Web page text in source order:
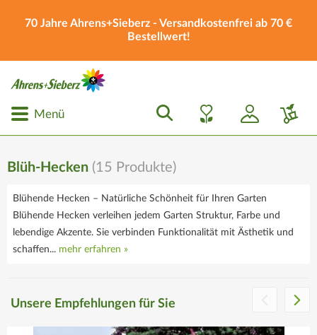
70 Jahre Ahrens+Sieberz - Versandkostenfrei ab 70 €
Bestellwert!
Menü
Geschenkgutscheine
Blüh-Hecken (15 Produkte)
Blühende Hecken – Natürliche Schönheit für Ihren Garten
Blühende Hecken verleihen jedem Garten Struktur, Farbe und
lebendige Akzente. Sie verbinden Funktionalität mit Ästhetik und
schaffen... mehr erfahren »
Unsere Empfehlungen für Sie